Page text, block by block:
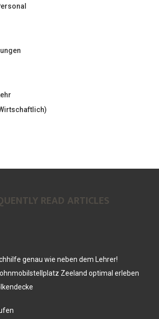
READ ARTICLES
genau wie neben dem Lehrer!
Zeeland optimal erleben